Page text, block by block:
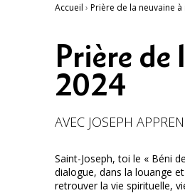
Accueil › Prière de la neuvaine
Prière
2024
AVEC JOSEPH
Saint-Joseph, toi le « Béni
dialogue, dans la louange
retrouver la vie spirituelle,